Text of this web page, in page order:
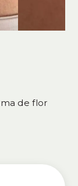
de flor